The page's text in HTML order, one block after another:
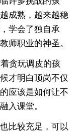
成熟，越来越稳
学会了独自承
师职业的神圣。
贪玩调皮的孩
才明白顶岗不仅
应该是如何让不
入课堂。
比较充足，可以